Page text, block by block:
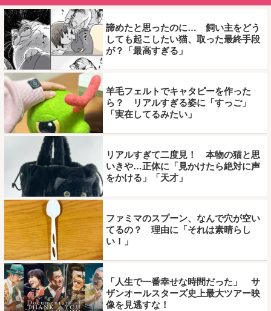
諦めたと思ったのに… 飼い主をどう
しても起こしたい猫、取った最終手段
が？「最高すぎる」
羊毛フェルトでキャタピーを作った
ら？ リアルすぎる姿に「すっご」
「実在してるみたい」
リアルすぎて二度見！ 本物の猫と思
いきや…正体に「見かけたら絶対に声
をかける」「天才」
ファミマのスプーン、なんで穴が空い
てるの？ 理由に「それは素晴らし
い！」
「人生で一番幸せな時間だった」 サ
ザンオールスターズ史上最大ツアー映
像を見逃すな！